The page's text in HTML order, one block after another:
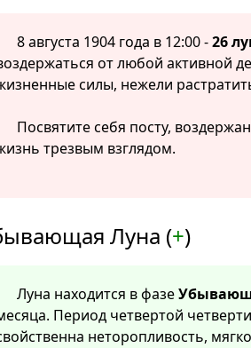
8 августа 1904 года в 12:00 -26
от любой активной
силы, нежели
Посвятите себя посту,
трезвым взглядом.
Луна (+)
Луна находится в фазе
Период четвертой
неторопливость,